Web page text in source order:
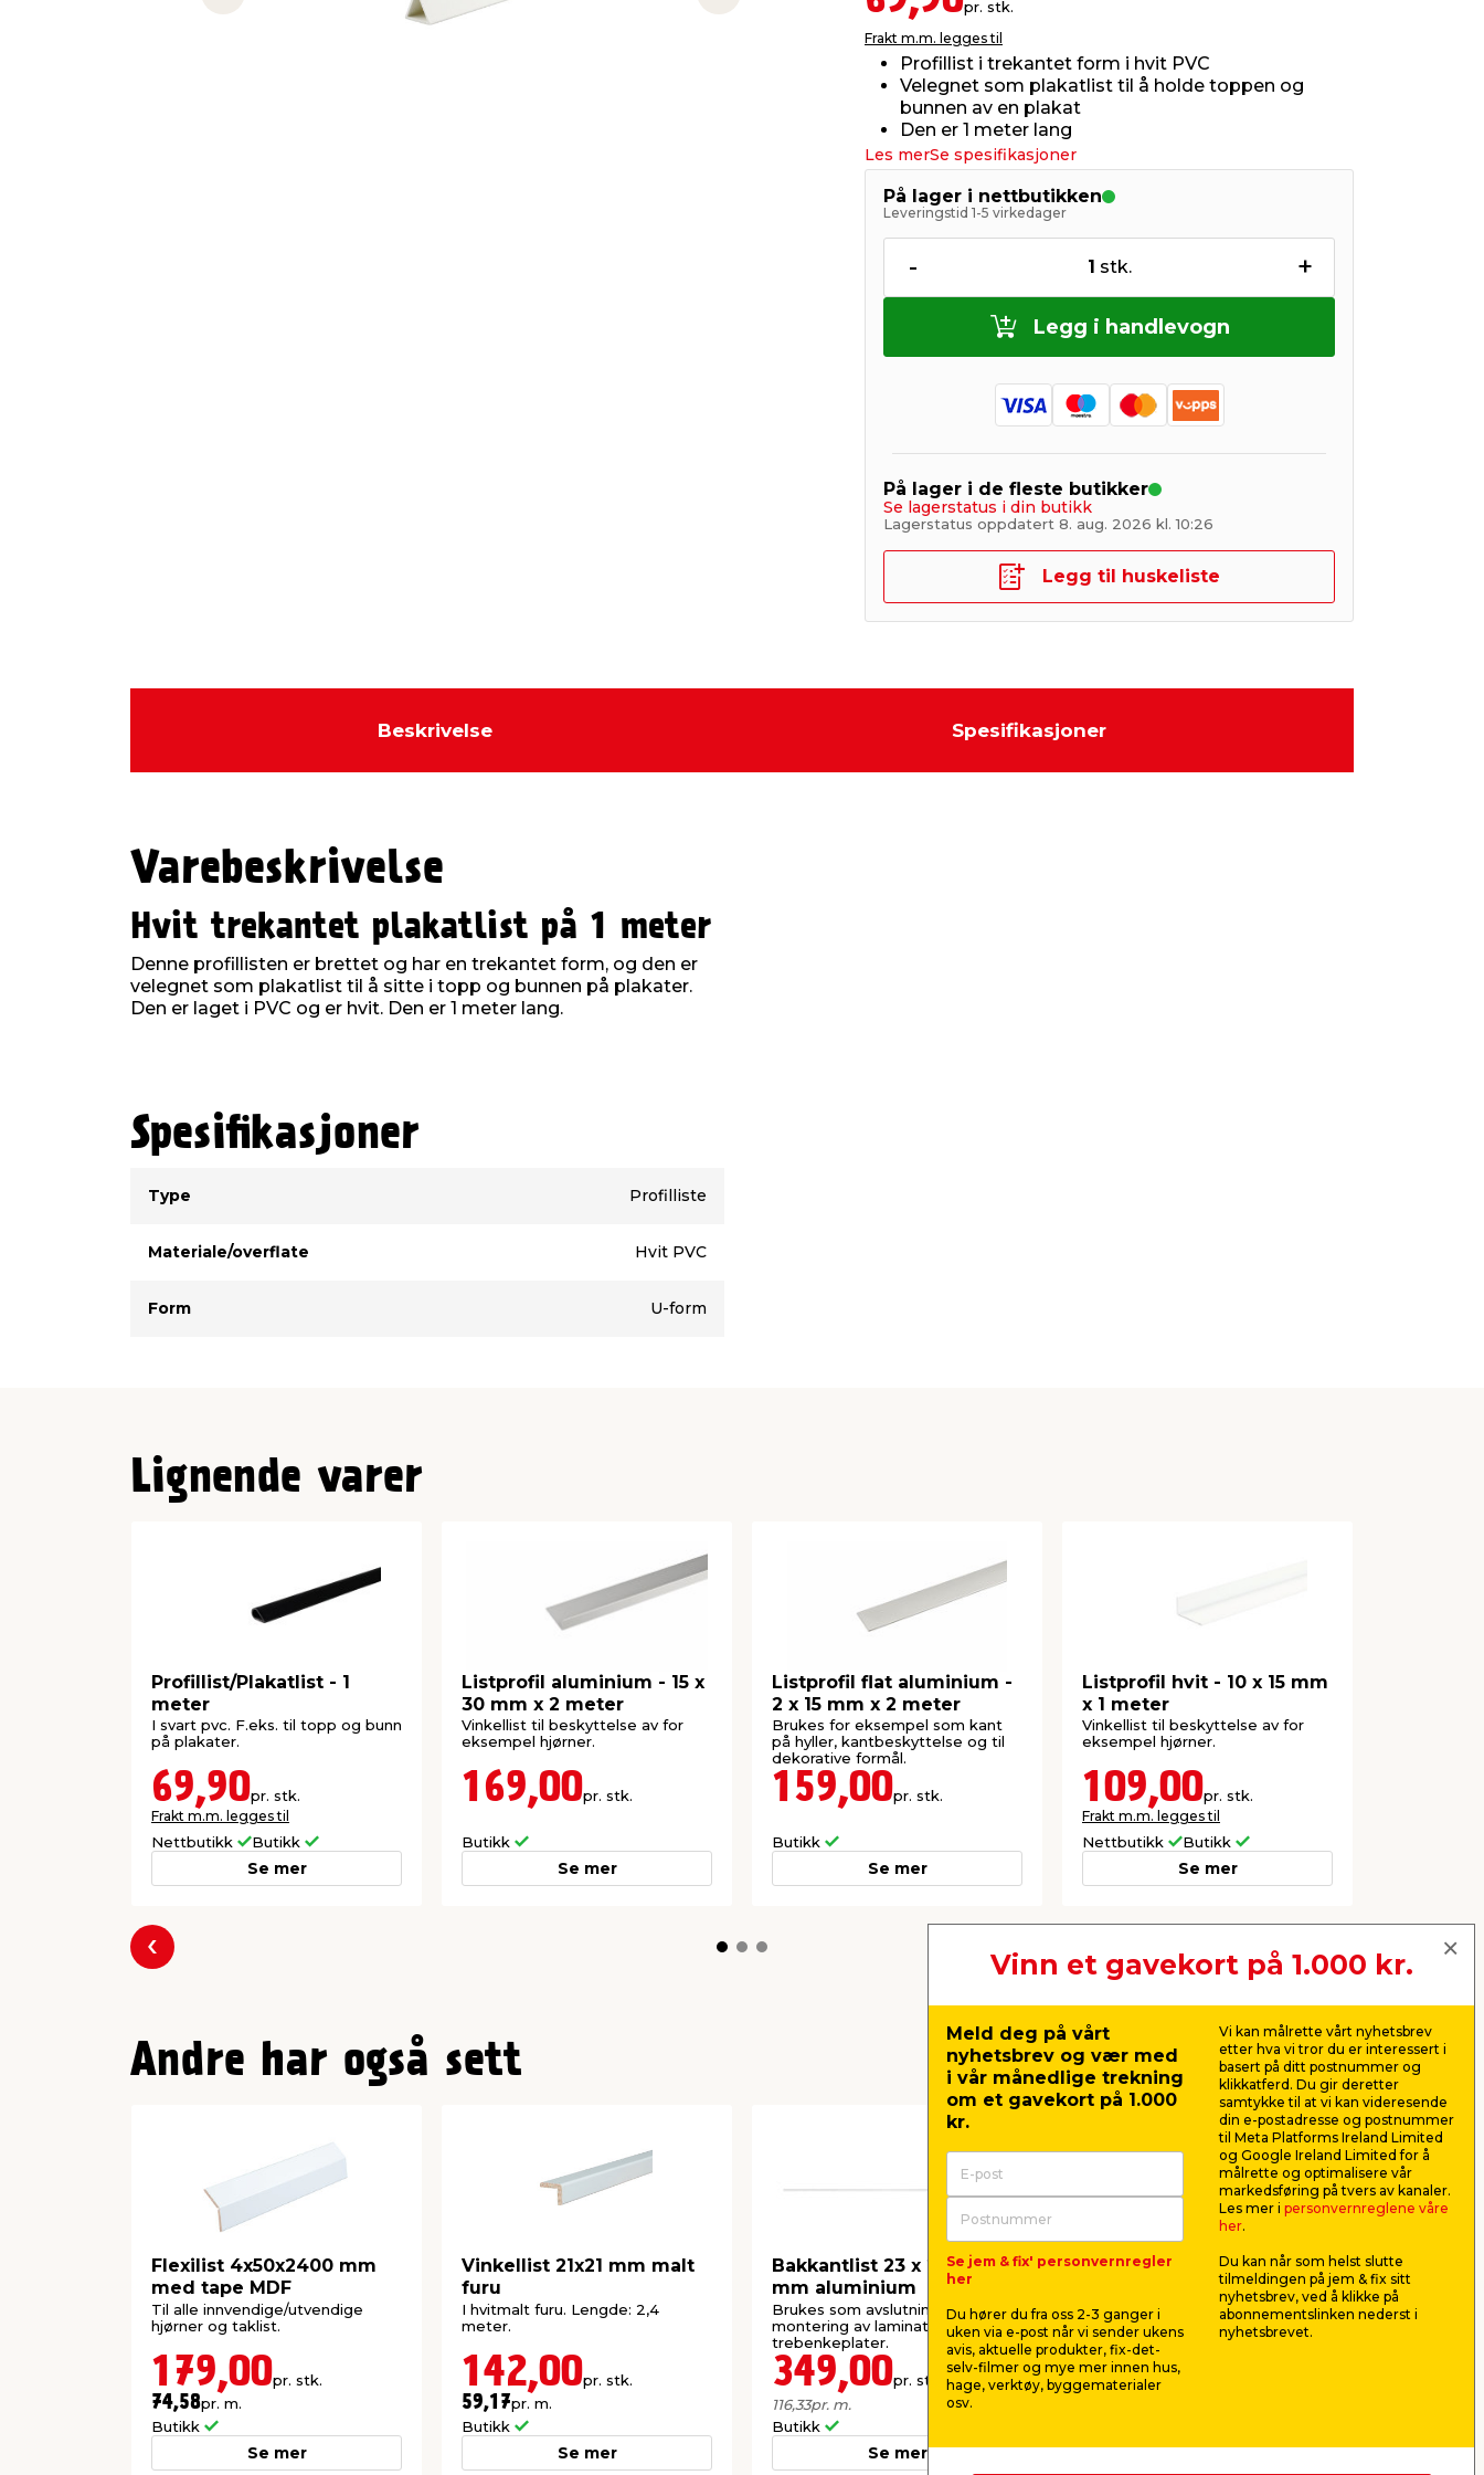
Previous slide Next slide pr. stk.
Frakt m.m. legges til
Profillist i trekantet form i hvit PVC
Velegnet som plakatlist til å holde toppen og
bunnen av en plakat
Den er 1 meter lang
Les merSe spesifikasjoner
På lager i nettbutikken
Leveringstid 1-5 virkedager
- 1 stk. +
Legg i handlevogn
På lager i de fleste butikker
Se lagerstatus i din butikk
Lagerstatus oppdatert 8. aug. 2026 kl. 10:26
Legg til huskeliste
Beskrivelse Spesifikasjoner
Varebeskrivelse
Hvit trekantet plakatlist på 1 meter
Denne profillisten er brettet og har en trekantet form, og den er
velegnet som plakatlist til å sitte i topp og bunnen på plakater.
Den er laget i PVC og er hvit. Den er 1 meter lang.
Spesifikasjoner
Type
Profilliste
Materiale/overflate Hvit PVC
Form U-form
Lignende varer
Profillist/Plakatlist - 1
meter
I svart pvc. F.eks. til topp og bunn
på plakater.
69,90pr. stk.
Frakt m.m. legges til
Nettbutikk Butikk
Se mer
Listprofil aluminium - 15 x
30 mm x 2 meter
Vinkellist til beskyttelse av for
eksempel hjørner.
169,00pr. stk.
Butikk
Se mer
Listprofil flat aluminium -
2 x 15 mm x 2 meter
Brukes for eksempel som kant
på hyller, kantbeskyttelse og til
dekorative formål.
159,00pr. stk.
Butikk
Se mer
Listprofil hvit - 10 x 15 mm
x 1 meter
Vinkellist til beskyttelse av for
eksempel hjørner.
109,00pr. stk.
Frakt m.m. legges til
Nettbutikk Butikk
Se mer
Forrige Neste
Andre har også sett
Flexilist 4x50x2400 mm
med tape MDF
Til alle innvendige/utvendige
hjørner og taklist.
179,00pr. stk.
74,58pr. m.
Butikk
Se mer
Vinkellist 21x21 mm malt
furu
I hvitmalt furu. Lengde: 2,4
meter.
142,00pr. stk.
59,17pr. m.
Butikk
Se mer
Bakkantlist 23 x 23 x 3000
mm aluminium
Brukes som avslutning etter
montering av laminat- og
trebenkeplater.
349,00pr. stk.
116,33pr. m.
Butikk
Se mer
Bakkantlist 23 x 23 x 3000
Brukes som avslutning mot
veggen.
329,00
Se mer
10 x 10 x
3 meter
Vinn et gavekort på 1.000 kr.
Meld deg på vårt
nyhetsbrev og vær med
i vår månedlige trekning
om et gavekort på 1.000
kr.
Se jem & fix' personvernregler
her
Du hører du fra oss 2-3 ganger i
uken via e-post når vi sender ukens
avis, aktuelle produkter, fix-det-
selv-filmer og mye mer innen hus,
hage, verktøy, byggematerialer
osv.
Vi kan målrette vårt nyhetsbrev
etter hva vi tror du er interessert i
basert på ditt postnummer og
klikkatferd. Du gir deretter
samtykke til at vi kan videresende
din e-postadresse og postnummer
til Meta Platforms Ireland Limited
og Google Ireland Limited for å
målrette og optimalisere vår
markedsføring på tvers av kanaler.
Les mer i personvernreglene våre
her.
Du kan når som helst slutte
tilmeldingen på jem & fix sitt
nyhetsbrev, ved å klikke på
abonnementslinken nederst i
nyhetsbrevet.